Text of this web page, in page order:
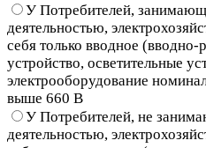
У Потребителей,
деятельностью,
себя только вводное (вводно-
устройство, осветительные
электрооборудование
выше 660 В
У Потребителей, не
деятельностью,